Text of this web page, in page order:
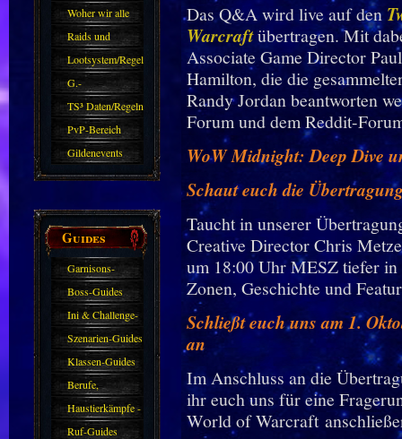
Woher wir alle
kommen.
Raids und
Zubehör
Lootsystem/Regeln
G.-
Sparkasse/Goldleihen
TS³ Daten/Regeln
PvP-Bereich
Gildenevents
Guides
Garnisons-
Guides
Boss-Guides
Ini & Challenge-
Guides
Szenarien-Guides
Klassen-Guides
Berufe,
Farmkarten und
Haustiere
Haustierkämpfe -
Guide
Ruf-Guides
Das Q&A wird live auf den
Warcraftübertragen. Mit
Associate Game Director
Hamilton, die die
Randy Jordan beantworten
Forum und dem Reddit-
WoW Midnight: Deep Dive
Schaut euch die
Taucht in unserer
Creative Director Chris
um 18:00 Uhr MESZ tiefer
Zonen, Geschichte und
Schließt euch uns am 1.
an
Im Anschluss an die
ihr euch uns für eine
World of Warcraft